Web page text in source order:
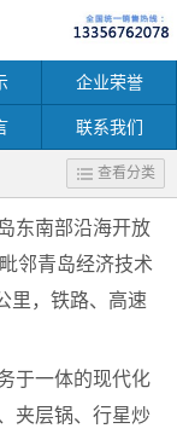
企业荣誉
联系我们
查看分类
东南部沿海开放
邻青岛经济技术
里，铁路、高速
于一体的现代化
夹层锅、行星炒